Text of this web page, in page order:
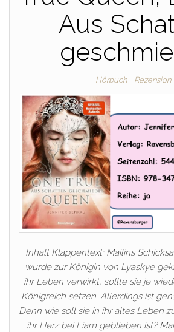
Aus
Hörbuch Rezension
Inhalt Klappentext: Mailins
wurde zur Königin von Lyaskye
ihr Leben verwirkt, sollte sie je
Königreich setzen. Allerdings ist
Denn wie soll sie in ihr altes Leben
ihr Herz bei Liam geblieben ist?